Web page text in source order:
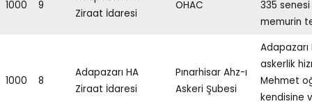
1000 9
Ziraat İdaresi
OHAC
335 senesi
memurin
1000 8
Adapazarı HA
Ziraat İdaresi
Pınarhisar Ahz-ı
Askeri Şubesi
askerlik
Mehmet
kendisine